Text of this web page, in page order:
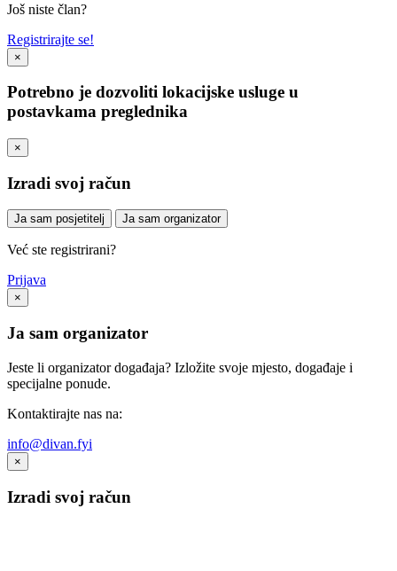
Još niste član?
Registrirajte se!
×
Potrebno je dozvoliti lokacijske usluge u
postavkama preglednika
×
Izradi svoj račun
Ja sam posjetitelj Ja sam organizator
Već ste registrirani?
Prijava
×
Ja sam organizator
Jeste li organizator događaja? Izložite svoje mjesto, događaje i
specijalne ponude.
Kontaktirajte nas na:
info@divan.fyi
×
Izradi svoj račun